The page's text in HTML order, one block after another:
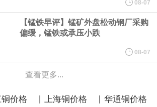
调后失业率 3.1%，预期 3.1%，前值 3.1%。瑞士7月未
收盘，黄金连续涨3.44%，焦炭连续涨2.72%，铁矿石连续
，镍连续跌2.62%，白银连续涨2.61%。
08-07
【锰铁早评】锰矿外盘松动钢厂采购
偏缓，锰铁或承压小跌
08-07
查看更多...
价格 | 上海铜价格 | 华通铜价格